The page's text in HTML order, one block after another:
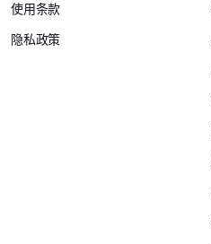
使用条款
隐私政策